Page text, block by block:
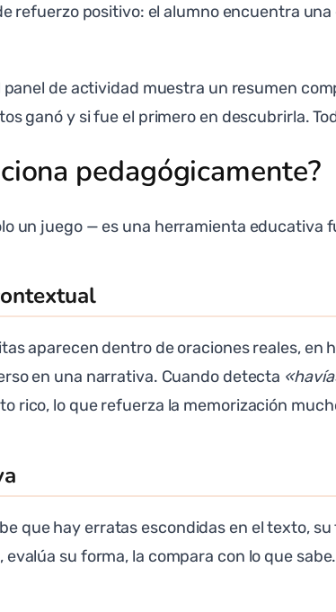
refuerzo positivo: el alumno encuentra
panel de actividad muestra un resumen
ganó y si fue el primero en descubrirla.
pedagógicamente?
un juego — es una herramienta
aparecen dentro de oraciones reales,
en una narrativa. Cuando detecta
rico, lo que refuerza la memorización
que hay erratas escondidas en el texto,
evalúa su forma, la compara con lo que